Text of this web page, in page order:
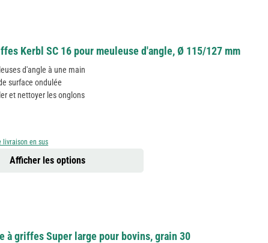
Kerbl SC 16 pour meuleuse d'angle, Ø 115/127 mm
d'angle à une main
surface ondulée
et nettoyer les onglons
livraison en sus
Afficher les options
à griffes Super large pour bovins, grain 30